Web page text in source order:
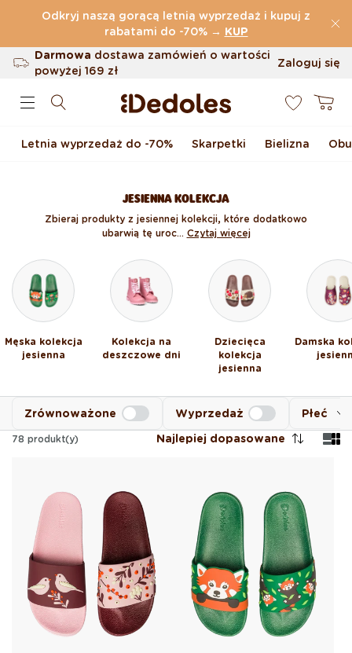
Przejdź do treści
Odkryj naszą gorącą letnią wyprzedaż i kupuj z
rabatami do -70% → KUP
(32.819 Opinie)
Darmowa dostawa zamówień o wartości
powyżej169 zł
Możliwość zwrotu w ciągu 100 dni
Zaloguj się
Koszyk
Letnia wyprzedaż do -70% Skarpetki Bielizna
JESIENNA KOLEKCJA
Zbieraj produkty z jesiennej kolekcji, które dodatkowo
ubarwią tę uroc... Czytaj więcej
Męska kolekcja
jesienna
Kolekcja na
deszczowe dni
Dziecięca
kolekcja
jesienna
Damska
Płeć
Zrównoważone Wyprzedaż
78 produkt(y) Najlepiej dopasowane